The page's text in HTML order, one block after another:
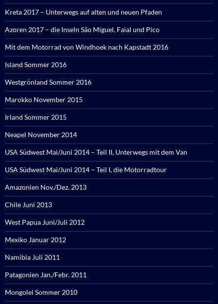
Kreta 2017 – Unterwegs auf alten und neuen Pfaden
Azoren 2017 – die Inseln São Miguel, Faial und Pico
Mit dem Motorrad von Windhoek nach Kapstadt 2016
Island Sommer 2016
Westgrönland Sommer 2016
Marokko November 2015
Irland Sommer 2015
Neapel November 2014
USA Südwest Mai/Juni 2014 – Teil II, Unterwegs mit dem Van
USA Südwest Mai/Juni 2014 – Teil I, die Motorradtour
Amazonien Nov./Dez. 2013
Chile Juni 2013
West Papua Juni/Juli 2012
Mexiko Januar 2012
Namibia Juli 2011
Patagonien Jan./Febr. 2011
Mongolei Sommer 2010